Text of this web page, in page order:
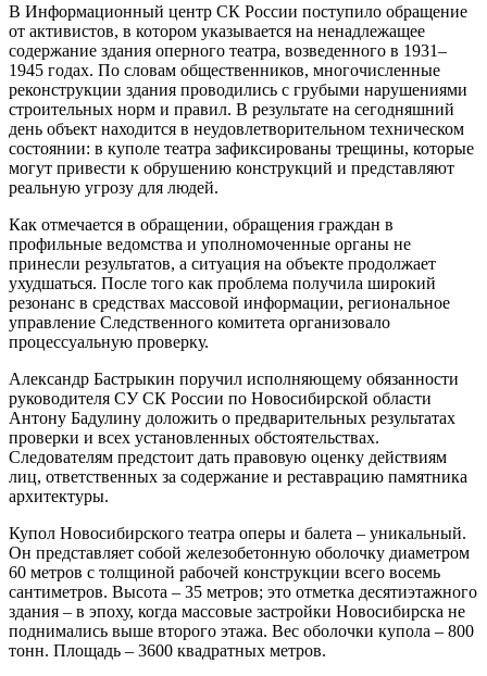
В Информационный центр СК России поступило обращение
от активистов, в котором указывается на ненадлежащее
содержание здания оперного театра, возведенного в 1931–
1945 годах. По словам общественников, многочисленные
реконструкции здания проводились с грубыми нарушениями
строительных норм и правил. В результате на сегодняшний
день объект находится в неудовлетворительном техническом
состоянии: в куполе театра зафиксированы трещины, которые
могут привести к обрушению конструкций и представляют
реальную угрозу для людей.
Как отмечается в обращении, обращения граждан в
профильные ведомства и уполномоченные органы не
принесли результатов, а ситуация на объекте продолжает
ухудшаться. После того как проблема получила широкий
резонанс в средствах массовой информации, региональное
управление Следственного комитета организовало
процессуальную проверку.
Александр Бастрыкин поручил исполняющему обязанности
руководителя СУ СК России по Новосибирской области
Антону Бадулину доложить о предварительных результатах
проверки и всех установленных обстоятельствах.
Следователям предстоит дать правовую оценку действиям
лиц, ответственных за содержание и реставрацию памятника
архитектуры.
Купол Новосибирского театра оперы и балета – уникальный.
Он представляет собой железобетонную оболочку диаметром
60 метров с толщиной рабочей конструкции всего восемь
сантиметров. Высота – 35 метров; это отметка десятиэтажного
здания – в эпоху, когда массовые застройки Новосибирска не
поднимались выше второго этажа. Вес оболочки купола – 800
тонн. Площадь – 3600 квадратных метров.